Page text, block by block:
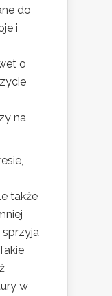
do
i
o
na
także
w